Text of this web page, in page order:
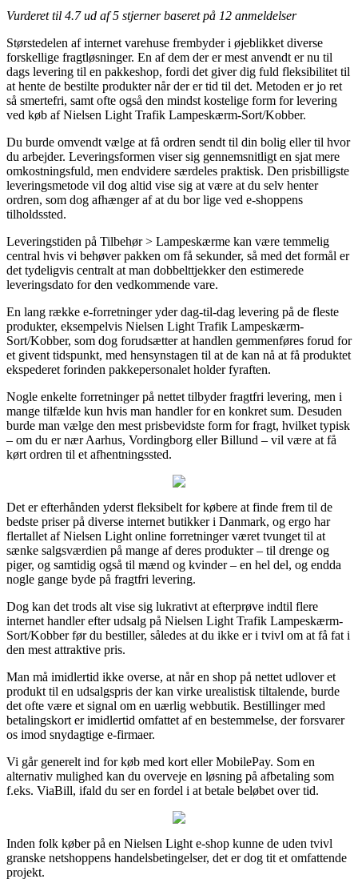
Vurderet til 4.7ud af 5 stjerner baseret på 12 anmeldelser
Størstedelen af internet varehuse frembyder i øjeblikket diverse
forskellige fragtløsninger. En af dem der er mest anvendt er nu til
dags levering til en pakkeshop, fordi det giver dig fuld fleksibilitet til
at hente de bestilte produkter når der er tid til det. Metoden er jo ret
så smertefri, samt ofte også den mindst kostelige form for levering
ved køb af Nielsen Light Trafik Lampeskærm-Sort/Kobber.
Du burde omvendt vælge at få ordren sendt til din bolig eller til hvor
du arbejder. Leveringsformen viser sig gennemsnitligt en sjat mere
omkostningsfuld, men endvidere særdeles praktisk. Den prisbilligste
leveringsmetode vil dog altid vise sig at være at du selv henter
ordren, som dog afhænger af at du bor lige ved e-shoppens
tilholdssted.
Leveringstiden på Tilbehør > Lampeskærme kan være temmelig
central hvis vi behøver pakken om få sekunder, så med det formål er
det tydeligvis centralt at man dobbelttjekker den estimerede
leveringsdato for den vedkommende vare.
En lang række e-forretninger yder dag-til-dag levering på de fleste
produkter, eksempelvis Nielsen Light Trafik Lampeskærm-
Sort/Kobber, som dog forudsætter at handlen gemmenføres forud for
et givent tidspunkt, med hensynstagen til at de kan nå at få produktet
ekspederet forinden pakkepersonalet holder fyraften.
Nogle enkelte forretninger på nettet tilbyder fragtfri levering, men i
mange tilfælde kun hvis man handler for en konkret sum. Desuden
burde man vælge den mest prisbevidste form for fragt, hvilket typisk
– om du er nær Aarhus, Vordingborg eller Billund – vil være at få
kørt ordren til et afhentningssted.
Det er efterhånden yderst fleksibelt for købere at finde frem til de
bedste priser på diverse internet butikker i Danmark, og ergo har
flertallet af Nielsen Light online forretninger været tvunget til at
sænke salgsværdien på mange af deres produkter – til drenge og
piger, og samtidig også til mænd og kvinder – en hel del, og endda
nogle gange byde på fragtfri levering.
Dog kan det trods alt vise sig lukrativt at efterprøve indtil flere
internet handler efter udsalg på Nielsen Light Trafik Lampeskærm-
Sort/Kobber før du bestiller, således at du ikke er i tvivl om at få fat i
den mest attraktive pris.
Man må imidlertid ikke overse, at når en shop på nettet udlover et
produkt til en udsalgspris der kan virke urealistisk tiltalende, burde
det ofte være et signal om en uærlig webbutik. Bestillinger med
betalingskort er imidlertid omfattet af en bestemmelse, der forsvarer
os imod snydagtige e-firmaer.
Vi går generelt ind for køb med kort eller MobilePay. Som en
alternativ mulighed kan du overveje en løsning på afbetaling som
f.eks. ViaBill, ifald du ser en fordel i at betale beløbet over tid.
Inden folk køber på en Nielsen Light e-shop kunne de uden tvivl
granske netshoppens handelsbetingelser, det er dog tit et omfattende
projekt.